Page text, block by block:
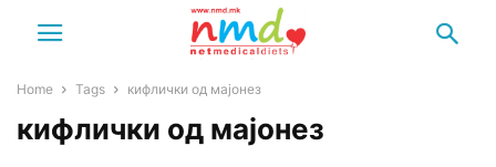
Home Tags кифлички од мајонез
кифлички од мајонез